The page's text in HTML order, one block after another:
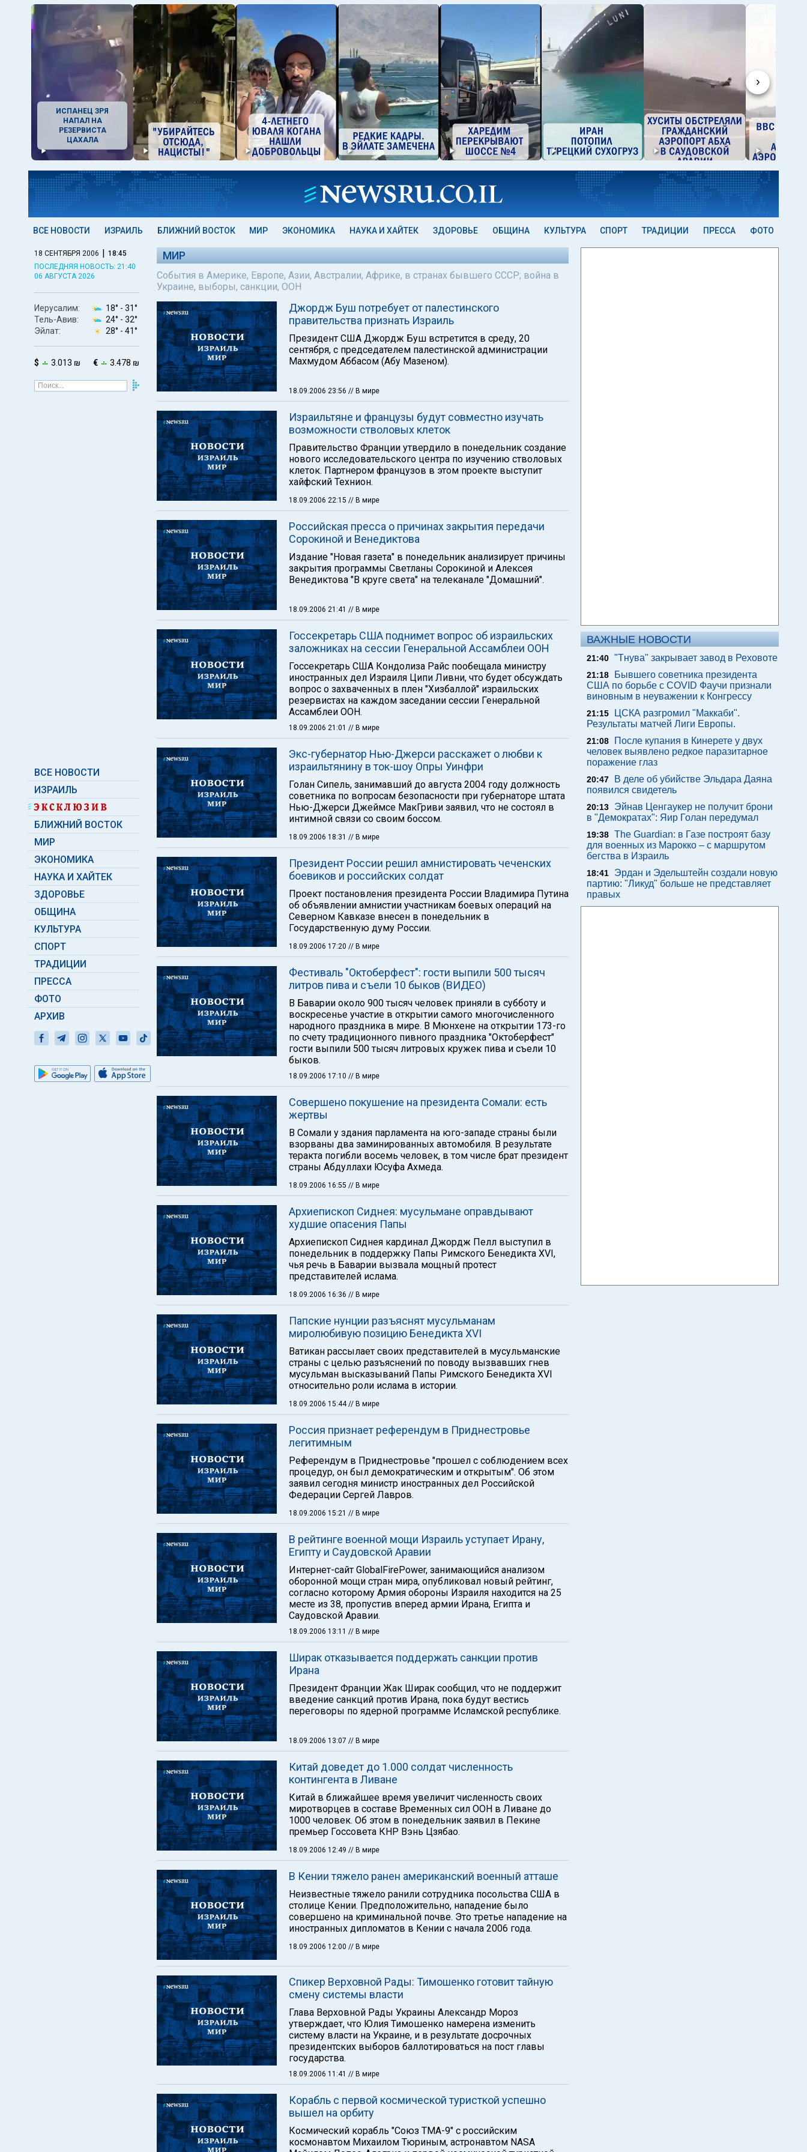
›
ИСПАНЕЦ ЗРЯ
НАПАЛ НА
РЕЗЕРВИСТА
ЦАХАЛА
ВСЕ НОВОСТИ ИЗРАИЛЬ БЛИЖНИЙ ВОСТОК МИР ЭКОНОМИКА НАУКА И ХАЙТЕК ЗДОРОВЬЕ ОБЩИНА КУЛЬТУРА СПОРТ ТРАДИЦИИ ПРЕССА ФОТО
18 СЕНТЯБРЯ 2006 | 18:45
ПОСЛЕДНЯЯ НОВОСТЬ: 21:40
06 АВГУСТА 2026
Иерусалим: 18° - 31°
Тель-Авив:
24° - 32°
Эйлат:
28° - 41°
$ 3.013 ₪ € 3.478 ₪
ВСЕ НОВОСТИ
ИЗРАИЛЬ
БЛИЖНИЙ ВОСТОК
МИР
ЭКОНОМИКА
НАУКА И ХАЙТЕК
ЗДОРОВЬЕ
ОБЩИНА
КУЛЬТУРА
СПОРТ
ТРАДИЦИИ
ПРЕССА
ФОТО
АРХИВ
МИР
События в Америке, Европе, Азии, Австралии, Африке, в странах бывшего СССР; война в
Украине, выборы, санкции, ООН
Джордж Буш потребует от палестинского
правительства признать Израиль
Президент США Джордж Буш встретится в среду, 20
сентября, с председателем палестинской администрации
Махмудом Аббасом (Абу Мазеном).
18.09.2006 23:56 // В мире
Израильтяне и французы будут совместно изучать
возможности стволовых клеток
Правительство Франции утвердило в понедельник создание
нового исследовательского центра по изучению стволовых
клеток. Партнером французов в этом проекте выступит
хайфский Технион.
18.09.2006 22:15 // В мире
Российская пресса о причинах закрытия передачи
Сорокиной и Венедиктова
Издание "Новая газета" в понедельник анализирует причины
закрытия программы Светланы Сорокиной и Алексея
Венедиктова "В круге света" на телеканале "Домашний".
18.09.2006 21:41 // В мире
Госсекретарь США поднимет вопрос об израильских
заложниках на сессии Генеральной Ассамблеи ООН
Госсекретарь США Кондолиза Райс пообещала министру
иностранных дел Израиля Ципи Ливни, что будет обсуждать
вопрос о захваченных в плен "Хизбаллой" израильских
резервистах на каждом заседании сессии Генеральной
Ассамблеи ООН.
18.09.2006 21:01 // В мире
Экс-губернатор Нью-Джерси расскажет о любви к
израильтянину в ток-шоу Опры Уинфри
Голан Сипель, занимавший до августа 2004 году должность
советника по вопросам безопасности при губернаторе штата
Нью-Джерси Джеймсе МакГриви заявил, что не состоял в
интимной связи со своим боссом.
18.09.2006 18:31 // В мире
Президент России решил амнистировать чеченских
боевиков и российских солдат
Проект постановления президента России Владимира Путина
об объявлении амнистии участникам боевых операций на
Северном Кавказе внесен в понедельник в
Государственную думу России.
18.09.2006 17:20 // В мире
Фестиваль "Октоберфест": гости выпили 500 тысяч
литров пива и съели 10 быков (ВИДЕО)
В Баварии около 900 тысяч человек приняли в субботу и
воскресенье участие в открытии самого многочисленного
народного праздника в мире. В Мюнхене на открытии 173-го
по счету традиционного пивного праздника "Октоберфест"
гости выпили 500 тысяч литровых кружек пива и съели 10
быков.
18.09.2006 17:10 // В мире
Совершено покушение на президента Сомали: есть
жертвы
В Сомали у здания парламента на юго-западе страны были
взорваны два заминированных автомобиля. В результате
теракта погибли восемь человек, в том числе брат президент
страны Абдуллахи Юсуфа Ахмеда.
18.09.2006 16:55 // В мире
Архиепископ Сиднея: мусульмане оправдывают
худшие опасения Папы
Архиепископ Сиднея кардинал Джордж Пелл выступил в
понедельник в поддержку Папы Римского Бенедикта XVI,
чья речь в Баварии вызвала мощный протест
представителей ислама.
18.09.2006 16:36 // В мире
Папские нунции разъяснят мусульманам
миролюбивую позицию Бенедикта XVI
Ватикан рассылает своих представителей в мусульманские
страны с целью разъяснений по поводу вызвавших гнев
мусульман высказываний Папы Римского Бенедикта XVI
относительно роли ислама в истории.
18.09.2006 15:44// В мире
Россия признает референдум в Приднестровье
легитимным
Референдум в Приднестровье "прошел с соблюдением всех
процедур, он был демократическим и открытым". Об этом
заявил сегодня министр иностранных дел Российской
Федерации Сергей Лавров.
18.09.2006 15:21 // В мире
В рейтинге военной мощи Израиль уступает Ирану,
Египту и Саудовской Аравии
Интернет-сайт GlobalFirePower, занимающийся анализом
оборонной мощи стран мира, опубликовал новый рейтинг,
согласно которому Армия обороны Израиля находится на 25
месте из 38, пропустив вперед армии Ирана, Египта и
Саудовской Аравии.
18.09.2006 13:11 // В мире
Ширак отказывается поддержать санкции против
Ирана
Президент Франции Жак Ширак сообщил, что не поддержит
введение санкций против Ирана, пока будут вестись
переговоры по ядерной программе Исламской республике.
18.09.2006 13:07 // В мире
Китай доведет до 1.000 солдат численность
контингента в Ливане
Китай в ближайшее время увеличит численность своих
миротворцев в составе Временных сил ООН в Ливане до
1000 человек. Об этом в понедельник заявил в Пекине
премьер Госсовета КНР Вэнь Цзябао.
18.09.2006 12:49 // В мире
В Кении тяжело ранен американский военный атташе
Неизвестные тяжело ранили сотрудника посольства США в
столице Кении. Предположительно, нападение было
совершено на криминальной почве. Это третье нападение на
иностранных дипломатов в Кении с начала 2006 года.
18.09.2006 12:00 // В мире
Спикер Верховной Рады: Тимошенко готовит тайную
смену системы власти
Глава Верховной Рады Украины Александр Мороз
утверждает, что Юлия Тимошенко намерена изменить
систему власти на Украине, и в результате досрочных
президентских выборов баллотироваться на пост главы
государства.
18.09.2006 11:41 // В мире
Корабль с первой космической туристкой успешно
вышел на орбиту
Космический корабль "Союз ТМА-9" с российским
космонавтом Михаилом Тюриным, астронавтом NASA
ВАЖНЫЕ НОВОСТИ
21:40 "Тнува" закрывает завод в Реховоте
21:18
Бывшего советника президента
США по борьбе с COVID Фаучи признали
виновным в неуважении к Конгрессу
21:15
ЦСКА разгромил "Маккаби".
Результаты матчей Лиги Европы.
21:08
После купания в Кинерете у двух
человек выявлено редкое паразитарное
поражение глаз
20:47
В деле об убийстве Эльдара Даяна
появился свидетель
20:13
Эйнав Ценгаукер не получит брони
в "Демократах": Яир Голан передумал
19:38 The Guardian: в Газе построят базу
для военных из Марокко – с маршрутом
бегства в Израиль
18:41
Эрдан и Эдельштейн создали новую
партию: "Ликуд" больше не представляет
правых